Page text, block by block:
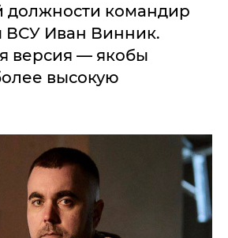
должности командир
ВСУ Иван Винник.
версия — якобы
высокую